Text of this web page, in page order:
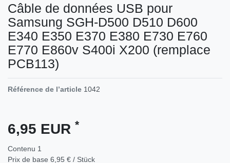
Câble de données USB pour
Samsung SGH-D500 D510 D600
E340 E350 E370 E380 E730 E760
E770 E860v S400i X200 (remplace
PCB113)
Référence de l’article 1042
6,95 EUR *
Contenu 1
Prix de base 6,95 € / Stück